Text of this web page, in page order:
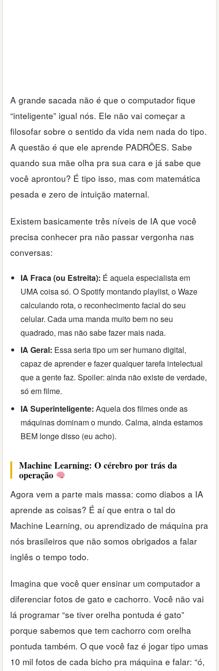
A grande sacada não é que o computador fique
“inteligente” igual nós. Ele não vai começar a
filosofar sobre o sentido da vida nem nada do tipo.
A questão é que ele aprende PADRÕES. Sabe
quando sua mãe olha pra sua cara e já sabe que
você aprontou? É tipo isso, mas com matemática
pesada e zero de intuição maternal.
Existem basicamente três níveis de IA que você
precisa conhecer pra não passar vergonha nas
conversas:
IA Fraca (ou Estreita): É aquela especialista em
UMA coisa só. O Spotify montando playlist, o Waze
calculando rota, o reconhecimento facial do seu
celular. Cada uma manda muito bem no seu
quadrado, mas não sabe fazer mais nada.
IA Geral: Essa seria tipo um ser humano digital,
capaz de aprender e fazer qualquer tarefa intelectual
que a gente faz. Spoiler: ainda não existe de verdade,
só em filme.
IA Superinteligente: Aquela dos filmes onde as
máquinas dominam o mundo. Calma, ainda estamos
BEM longe disso (eu acho).
Machine Learning: O cérebro por trás da
operação
Agora vem a parte mais massa: como diabos a IA
aprende as coisas? É aí que entra o tal do
Machine Learning, ou aprendizado de máquina pra
nós brasileiros que não somos obrigados a falar
inglês o tempo todo.
Imagina que você quer ensinar um computador a
diferenciar fotos de gato e cachorro. Você não vai
lá programar “se tiver orelha pontuda é gato”
porque sabemos que tem cachorro com orelha
pontuda também. O que você faz é jogar tipo umas
10 mil fotos de cada bicho pra máquina e falar: “ó,